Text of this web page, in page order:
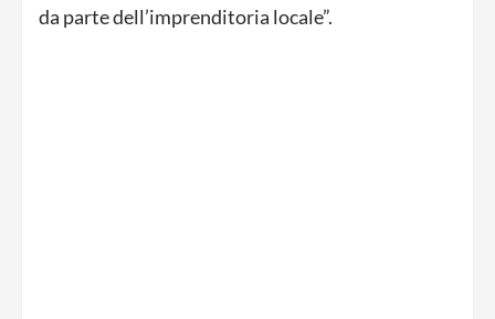
da parte dell’imprenditoria locale”.